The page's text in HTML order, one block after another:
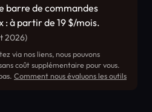
barre de commandes
: à partir de 19 $/mois.
2026)
via nos liens, nous pouvons
coût supplémentaire pour vous.
Comment nous évaluons les outils